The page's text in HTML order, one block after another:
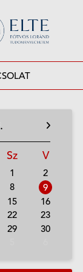
Sz V
1
2
8
9
15
16
22
23
29
30